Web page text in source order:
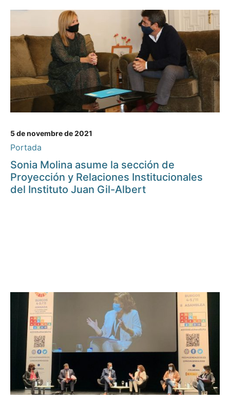
5 de novembre de 2021
Portada
Sonia Molina asume la sección de
Proyección y Relaciones Institucionales
del Instituto Juan Gil-Albert